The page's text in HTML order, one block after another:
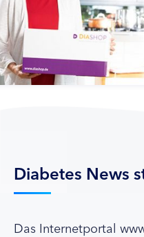
Diabetes News
Das Internetportal